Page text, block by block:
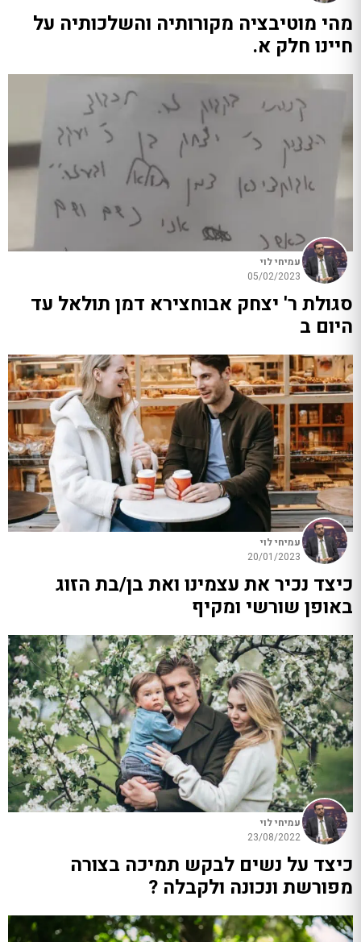
מהי מוטיבציה מקורותיה והשלכותיה על
חיינו חלק א.
עמיחי לוי
05/02/2023
סגולת ר' יצחק אבוחצירא דמן תולאל עד
היום ב
עמיחי לוי
20/01/2023
כיצד נכיר את עצמינו ואת בן/בת הזוג
באופן שורשי ומקיף
עמיחי לוי
23/08/2022
כיצד על נשים לבקש תמיכה בצורה
מפורשת ונכונה ולקבלה ?